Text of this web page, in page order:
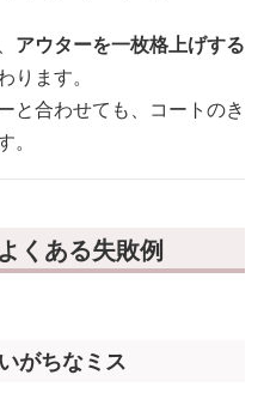
アウターを一枚格上げする
ります。
と合わせても、コートのき
くある失敗例
がちなミス